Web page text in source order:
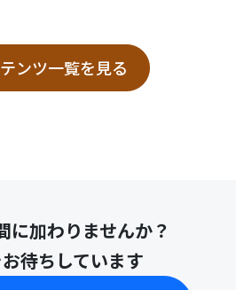
ンツ一覧を見る
に加わりませんか？
待ちしています